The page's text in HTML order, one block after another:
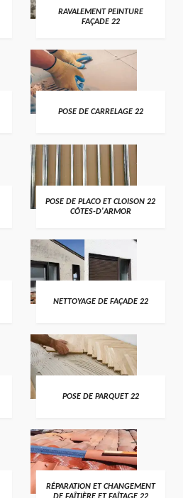
RAVALEMENT PEINTURE
FAÇADE 22
POSE DE CARRELAGE 22
POSE DE PLACO ET CLOISON 22
CÔTES-D'ARMOR
NETTOYAGE DE FAÇADE 22
POSE DE PARQUET 22
RÉPARATION ET CHANGEMENT